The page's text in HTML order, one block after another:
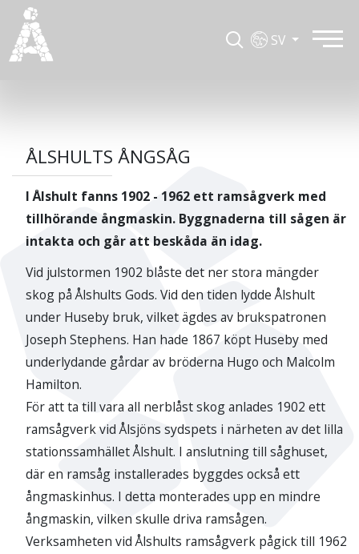
SV
ÅLSHULTS ÅNGSÅG
I Ålshult fanns 1902 - 1962 ett ramsågverk med
tillhörande ångmaskin. Byggnaderna till sågen är
intakta och går att beskåda än idag.
Vid julstormen 1902 blåste det ner stora mängder
skog på Ålshults Gods. Vid den tiden lydde Ålshult
under Huseby bruk, vilket ägdes av brukspatronen
Joseph Stephens. Han hade 1867 köpt Huseby med
underlydande gårdar av bröderna Hugo och Malcolm
Hamilton.
För att ta till vara all nerblåst skog anlades 1902 ett
ramsågverk vid Ålsjöns sydspets i närheten av det lilla
stationssamhället Ålshult. I anslutning till såghuset,
där en ramsåg installerades byggdes också ett
ångmaskinhus. I detta monterades upp en mindre
ångmaskin, vilken skulle driva ramsågen.
Verksamheten vid Ålshults ramsågverk pågick till 1962